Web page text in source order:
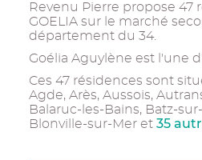
Revenu Pierre propose 47
GOELIA sur le marché
département du 34.
Goélia Aguylène est l'une
Ces 47 résidences sont
Agde, Arès, Aussois,
Balaruc-les-Bains, Batz-
Blonville-sur-Mer et 35